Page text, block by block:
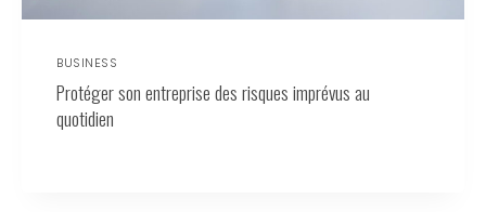
BUSINESS
Protéger son entreprise des risques imprévus au
quotidien